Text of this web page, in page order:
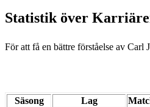
Statistik över
För att få en bättre förståelse av Carl
Säsong Lag